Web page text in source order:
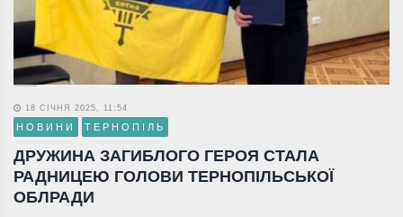
18 СІЧНЯ 2025, 11:54
НОВИНИ ТЕРНОПІЛЬ
ДРУЖИНА ЗАГИБЛОГО ГЕРОЯ СТАЛА
РАДНИЦЕЮ ГОЛОВИ ТЕРНОПІЛЬСЬКОЇ
ОБЛРАДИ